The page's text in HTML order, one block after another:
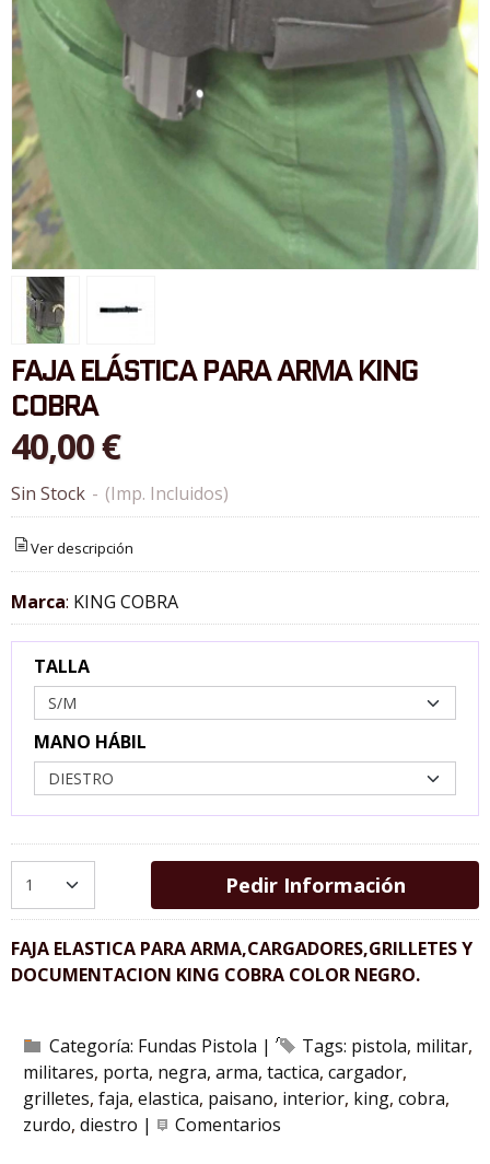
FAJA ELÁSTICA PARA ARMA KING
COBRA
40,00 €
Sin Stock - (Imp. Incluidos)
Ver descripción
Marca: KING COBRA
TALLA
MANO HÁBIL
Pedir Información
FAJA ELASTICA PARA ARMA,CARGADORES,GRILLETES Y
DOCUMENTACION KING COBRA COLOR NEGRO.
Categoría: Fundas Pistola | Tags: pistola militar
militares porta negra arma tactica cargador
grilletes faja elastica paisano interior king cobra
zurdo diestro | Comentarios